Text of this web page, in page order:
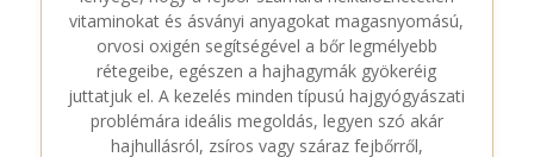
vitaminokat és ásványi anyagokat magasnyomású,
orvosi oxigén segítségével a bőr legmélyebb
rétegeibe, egészen a hajhagymák gyökeréig
juttatjuk el. A kezelés minden típusú hajgyógyászati
problémára ideális megoldás, legyen szó akár
hajhullásról, zsíros vagy száraz fejbőrről,